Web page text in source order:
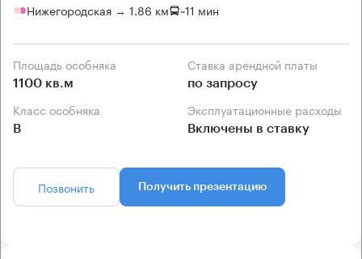
Нижегородская → 1.86 км ~11 мин
Площадь особняка
1100 кв.м
Ставка арендной платы
по запросу
Класс особняка
B
Эксплуатационные расходы
Включены в ставку
Позвонить Получить презентацию